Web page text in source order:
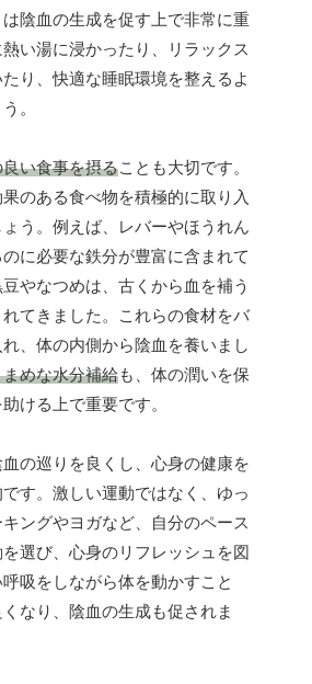
陰血の生成を促す上で非常に重
い湯に浸かったり、リラックス
り、快適な睡眠環境を整えるよ
。
い食事を摂ることも大切です。
のある食べ物を積極的に取り入
う。例えば、レバーやほうれん
に必要な鉄分が豊富に含まれて
やなつめは、古くから血を補う
てきました。これらの食材をバ
、体の内側から陰血を養いまし
まめな水分補給も、体の潤いを保
ける上で重要です。
血の巡りを良くし、心身の健康を
す。激しい運動ではなく、ゆっ
ングやヨガなど、自分のペース
選び、心身のリフレッシュを図
吸をしながら体を動かすこと
なり、陰血の生成も促されま